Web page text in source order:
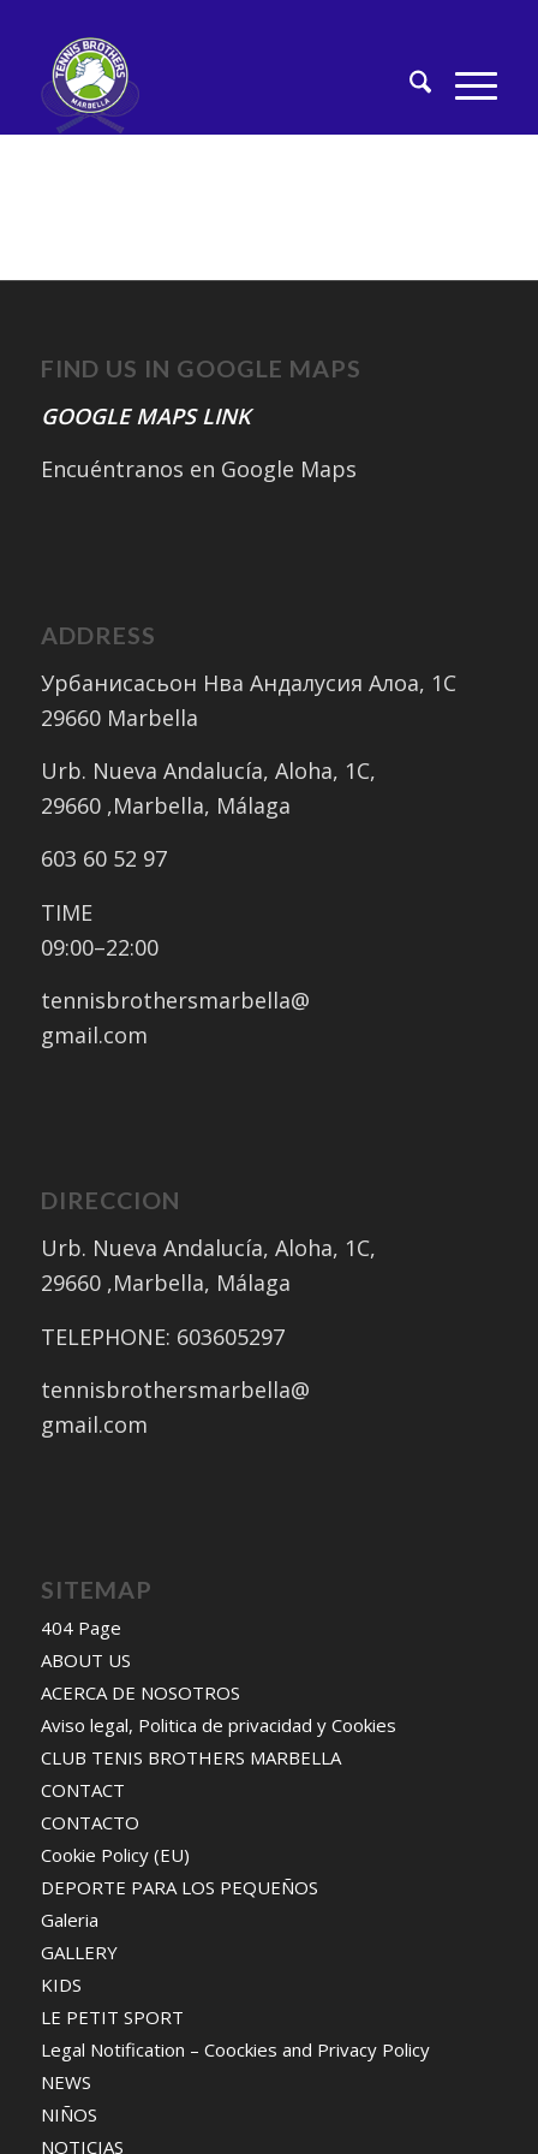
FIND US IN GOOGLE MAPS
GOOGLE MAPS LINK
Encuéntranos en Google Maps
ADDRESS
Урбанисасьон Нва Андалусия Алоа, 1C
29660 Marbella
Urb. Nueva Andalucía, Aloha, 1C,
​29660 ,Marbella, Málaga
603 60 52 97
TIME
09:00–22:00
tennisbrothersmarbella@
gmail.com
DIRECCION
Urb. Nueva Andalucía, Aloha, 1C,
​29660 ,Marbella, Málaga
​TELEPHONE: 603605297
tennisbrothersmarbella@
gmail.com
SITEMAP
404 Page
ABOUT US
ACERCA DE NOSOTROS
Aviso legal, Politica de privacidad y Cookies
CLUB TENIS BROTHERS MARBELLA
CONTACT
CONTACTO
Cookie Policy (EU)
DEPORTE PARA LOS PEQUEÑOS
Galeria
GALLERY
KIDS
LE PETIT SPORT
Legal Notification – Coockies and Privacy Policy
NEWS
NIÑOS
NOTICIAS